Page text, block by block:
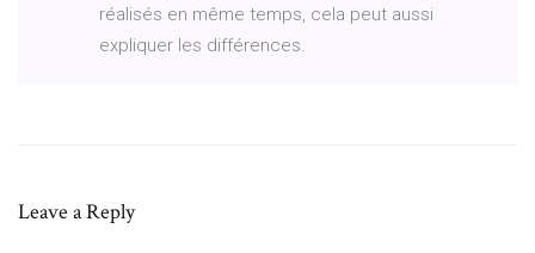
réalisés en même temps, cela peut aussi
expliquer les différences.
Leave a Reply